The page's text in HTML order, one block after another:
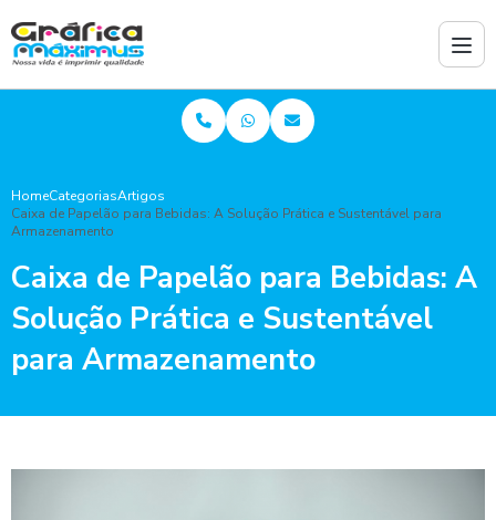
HomeCategoriasArtigos
Caixa de Papelão para Bebidas: A Solução Prática e Sustentável para
Armazenamento
Caixa de Papelão para Bebidas: A
Solução Prática e Sustentável
para Armazenamento